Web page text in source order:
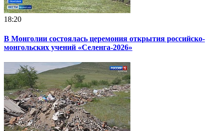
18:20
В Монголии состоялась церемония открытия российско-
монгольских учений «Селенга-2026»